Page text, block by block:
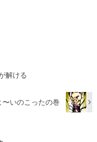
解ける
〜いのこったの巻